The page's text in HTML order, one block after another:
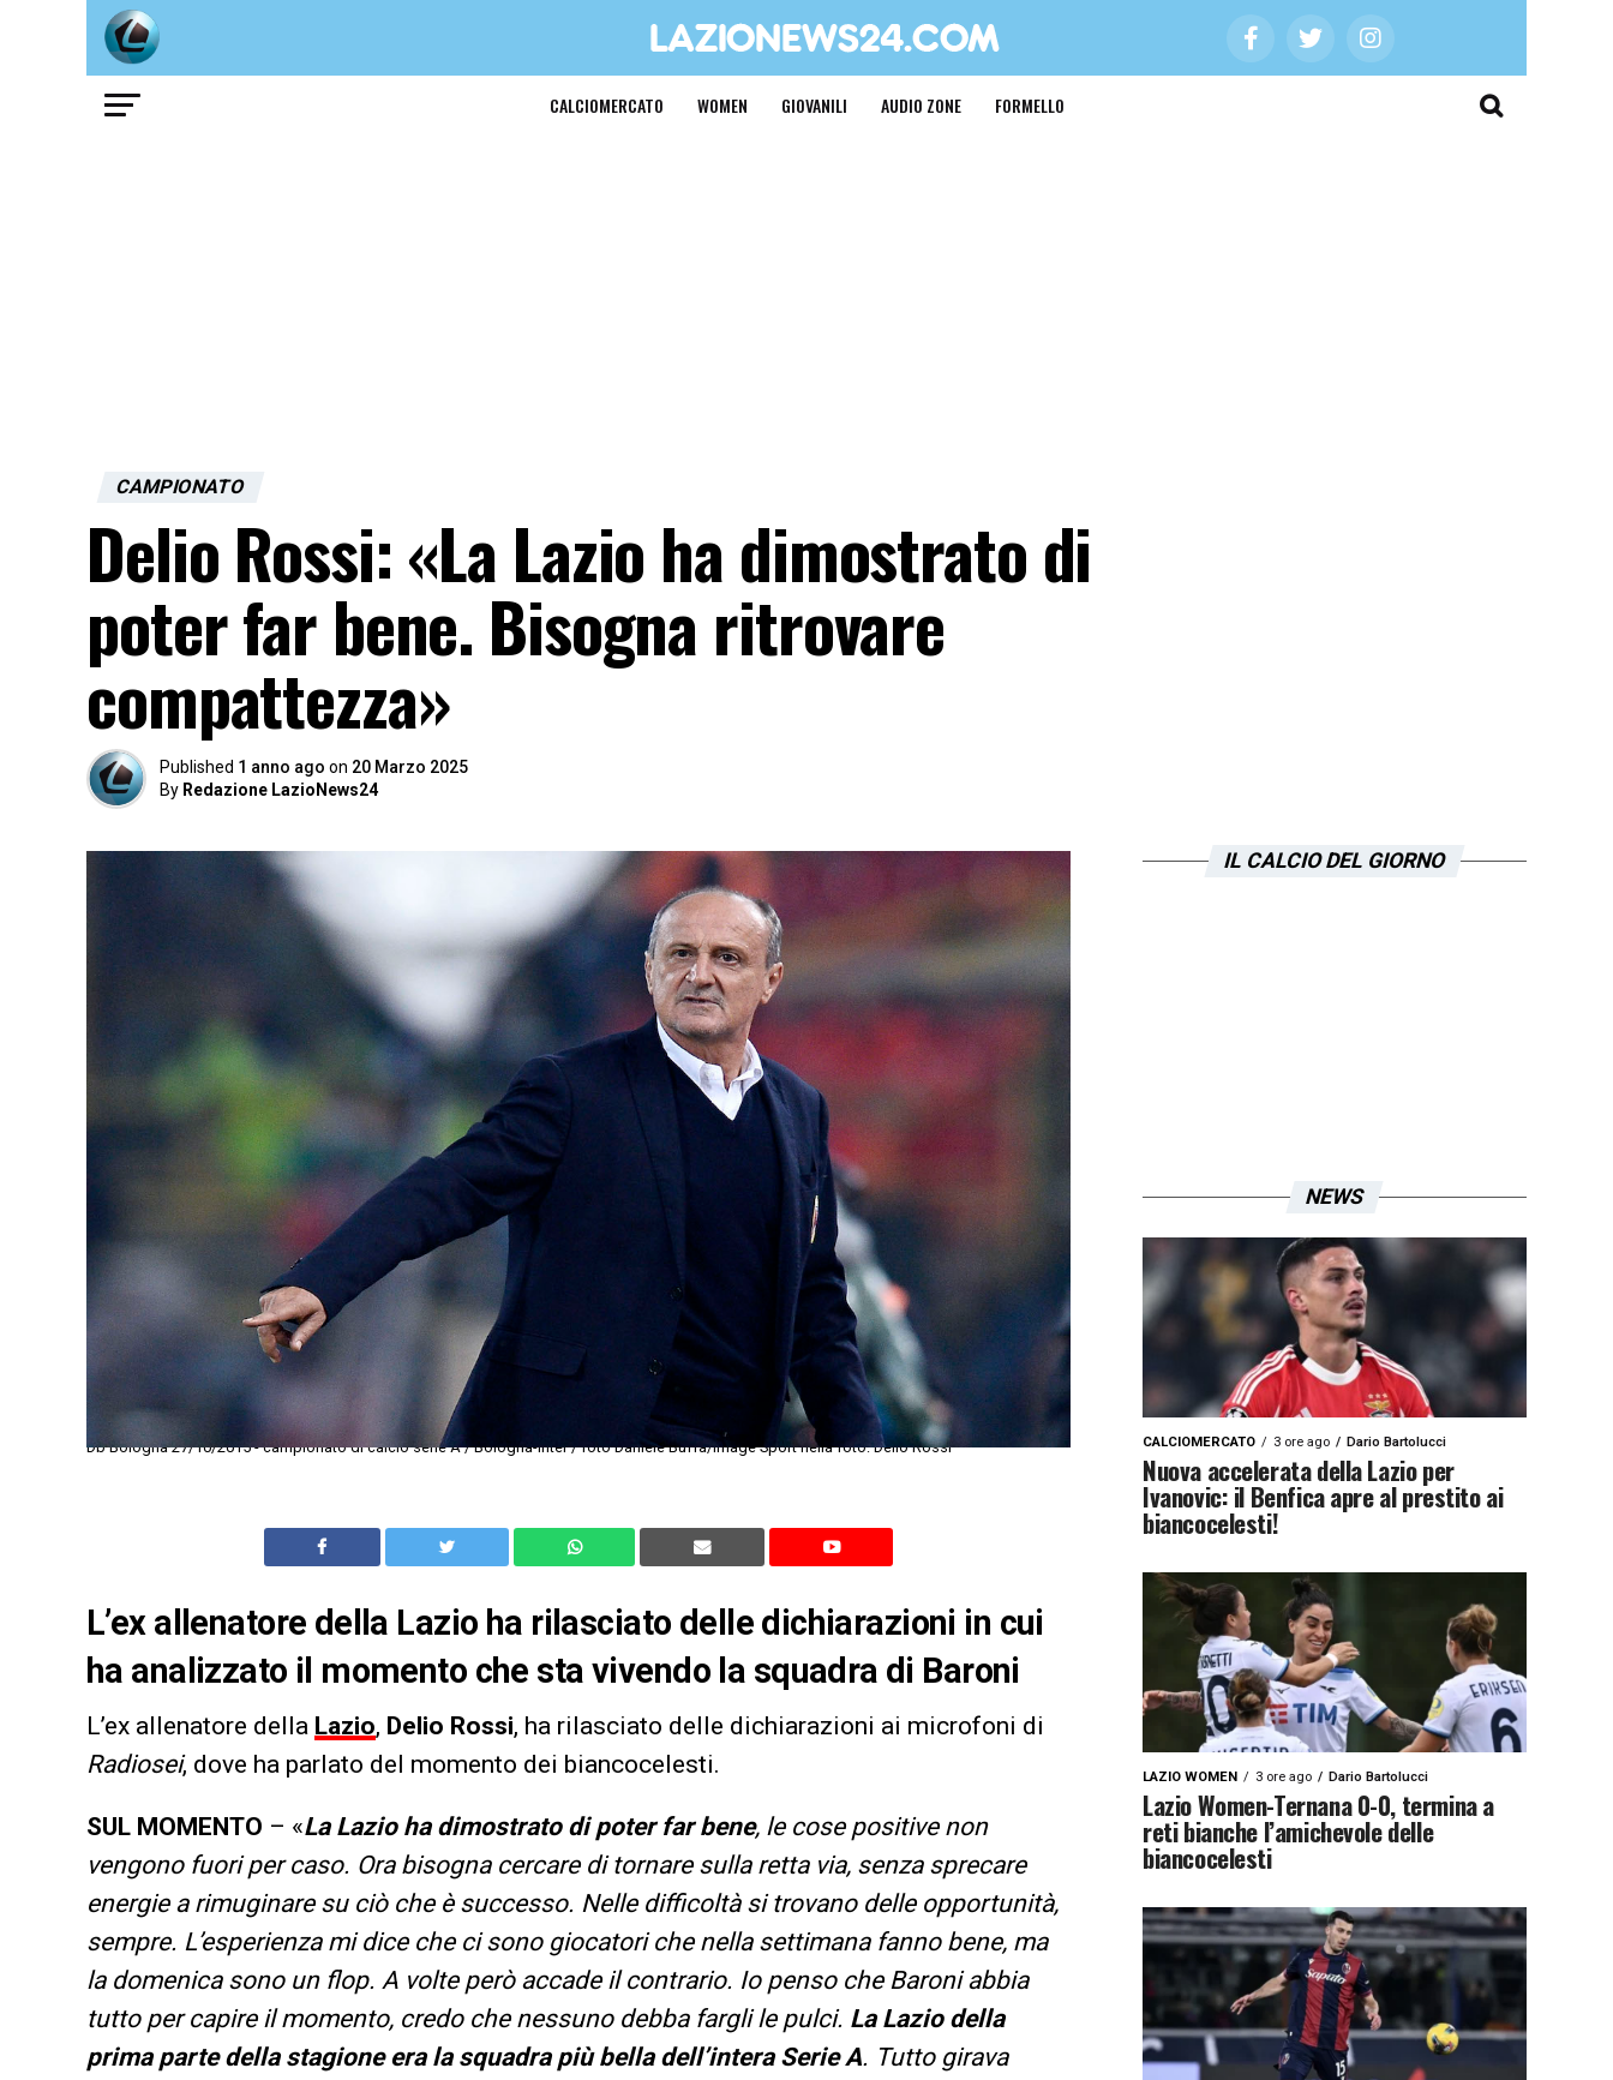
CALCIOMERCATO WOMEN GIOVANILI AUDIO ZONE FORMELLO
CAMPIONATO
Delio Rossi: «La Lazio ha dimostrato di
poter far bene. Bisogna ritrovare
compattezza»
Published 1 anno ago on 20 Marzo 2025
By Redazione LazioNews24
Db Bologna 27/10/2015 - campionato di calcio serie A / Bologna-Inter / foto Daniele Buffa/Image Sport nella foto: Delio Rossi
L’ex allenatore della Lazio ha rilasciato delle dichiarazioni in cui
ha analizzato il momento che sta vivendo la squadra di Baroni
L’ex allenatore della Lazio, Delio Rossi, ha rilasciato delle dichiarazioni ai microfoni di
Radiosei, dove ha parlato del momento dei biancocelesti.
SUL MOMENTO – «La Lazio ha dimostrato di poter far bene, le cose positive non
vengono fuori per caso. Ora bisogna cercare di tornare sulla retta via, senza sprecare
energie a rimuginare su ciò che è successo. Nelle difficoltà si trovano delle opportunità,
sempre. L’esperienza mi dice che ci sono giocatori che nella settimana fanno bene, ma
la domenica sono un flop. A volte però accade il contrario. Io penso che Baroni abbia
tutto per capire il momento, credo che nessuno debba fargli le pulci. La Lazio della
prima parte della stagione era la squadra più bella dell’intera Serie A. Tutto girava
IL CALCIO DEL GIORNO
NEWS
CALCIOMERCATO 3 ore ago Dario Bartolucci
Nuova accelerata della Lazio per
Ivanovic: il Benfica apre al prestito ai
biancocelesti!
LAZIO WOMEN 3 ore ago Dario Bartolucci
Lazio Women-Ternana 0-0, termina a
reti bianche l’amichevole delle
biancocelesti